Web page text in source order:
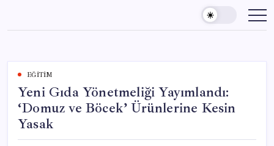
content
EĞITIM
Yeni Gıda Yönetmeliği Yayımlandı:
‘Domuz ve Böcek’ Ürünlerine Kesin
Yasak